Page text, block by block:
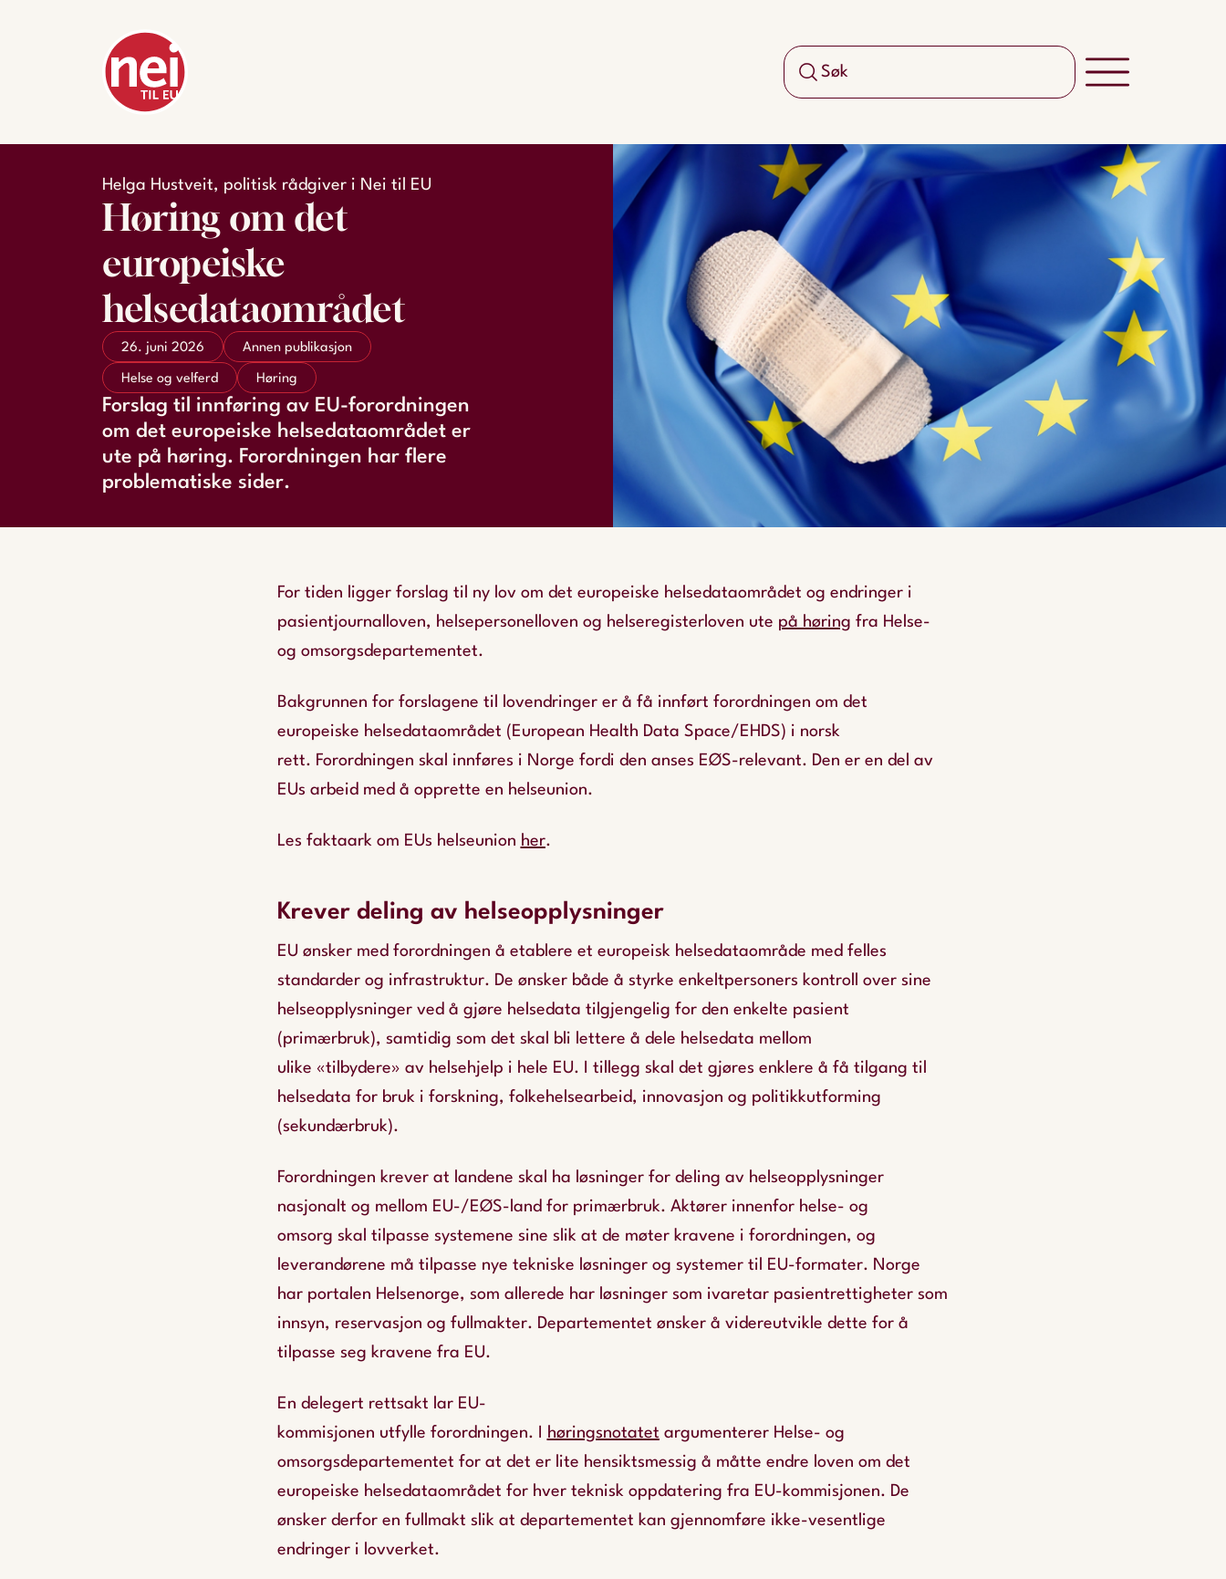
Helga Hustveit, politisk rådgiver i Nei til EU
Høring om det
europeiske
helsedataområdet
26. juni 2026 Annen publikasjon
Helse og velferd Høring
Forslag til innføring av EU-forordningen
om det europeiske helsedataområdet er
ute på høring. Forordningen har flere
problematiske sider.
For tiden ligger forslag til ny lov om det europeiske helsedataområdet og endringer i
pasientjournalloven, helsepersonelloven og helseregisterloven ute på høring fra Helse-
og omsorgsdepartementet.
Bakgrunnen for forslagene til lovendringer er å få innført forordningen om det
europeiske helsedataområdet (European Health Data Space/EHDS) i norsk
rett. Forordningen skal innføres i Norge fordi den anses EØS-relevant. Den er en del av
EUs arbeid med å opprette en helseunion.
Les faktaark om EUs helseunion her.
Krever deling av helseopplysninger
EU ønsker med forordningen å etablere et europeisk helsedataområde med felles
standarder og infrastruktur. De ønsker både å styrke enkeltpersoners kontroll over sine
helseopplysninger ved å gjøre helsedata tilgjengelig for den enkelte pasient
(primærbruk), samtidig som det skal bli lettere å dele helsedata mellom
ulike «tilbydere» av helsehjelp i hele EU. I tillegg skal det gjøres enklere å få tilgang til
helsedata for bruk i forskning, folkehelsearbeid, innovasjon og politikkutforming
(sekundærbruk).
Forordningen krever at landene skal ha løsninger for deling av helseopplysninger
nasjonalt og mellom EU-/EØS-land for primærbruk. Aktører innenfor helse- og
omsorg skal tilpasse systemene sine slik at de møter kravene i forordningen, og
leverandørene må tilpasse nye tekniske løsninger og systemer til EU-formater. Norge
har portalen Helsenorge, som allerede har løsninger som ivaretar pasientrettigheter som
innsyn, reservasjon og fullmakter. Departementet ønsker å videreutvikle dette for å
tilpasse seg kravene fra EU.
En delegert rettsakt lar EU-
kommisjonen utfylle forordningen. I
høringsnotatet argumenterer Helse- og
omsorgsdepartementet for at det er lite hensiktsmessig å måtte endre loven om det
europeiske helsedataområdet for hver teknisk oppdatering fra EU-kommisjonen. De
ønsker derfor en fullmakt slik at departementet kan gjennomføre ikke-vesentlige
endringer i lovverket.